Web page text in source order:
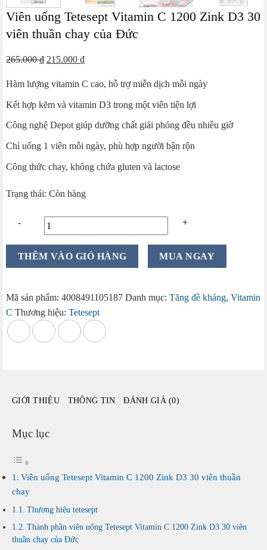
Viên uống Tetesept Vitamin C 1200 Zink D3 30
viên thuần chay của Đức
265.000₫ Giá
là:
265.000 ₫.
215.000 ₫Giá
tại
là:
Hàm lượng vitamin C cao, hỗ trợ miễn dịch mỗi ngày
Kết hợp kẽm và vitamin D3 trong một viên tiện lợi
Công nghệ Depot giúp dưỡng chất giải phóng đều nhiều giờ
Chỉ uống 1 viên mỗi ngày, phù hợp người bận rộn
Công thức chay, không chứa gluten và lactose
Trạng thái: Còn hàng
Viên
Vitamin
1200
Zink
chay
Đức
lượng
THÊM VÀO GIỎ HÀNG MUA NGAY
Mã sản phẩm: 4008491105187 Danh mục: Tăng đề kháng, Vitamin
C Thương hiệu: Tetesept
GIỚI THIỆU THÔNG TIN ĐÁNH GIÁ (0)
Mục lục
Viên uống Tetesept Vitamin C 1200 Zink D3 30 viên thuần
chay
Thương hiệu tetesept
Thành phần viên uống Tetesept Vitamin C 1200 Zink D3 30 viên
thuần chay của Đức